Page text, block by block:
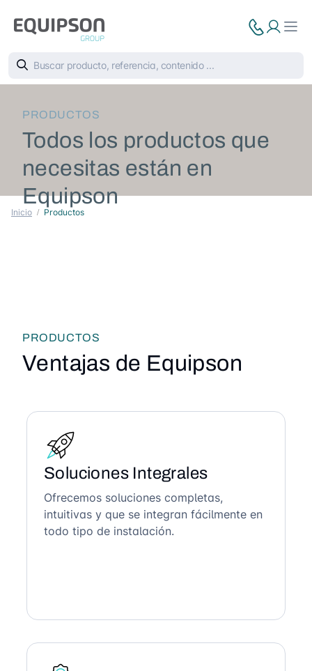
PRODUCTOS
Todos los productos que
necesitas están en
Equipson
Inicio Productos
PRODUCTOS
Ventajas de Equipson
Soluciones Integrales
Ofrecemos soluciones completas,
intuitivas y que se integran fácilmente en
todo tipo de instalación.